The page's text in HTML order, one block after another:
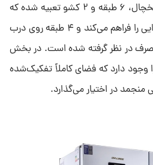
تبدیل کرده است. در بخش یخچال، ۶ طبقه و ۲ کشو تعبیه شده که
امکان چیدمان منظم مواد غذایی را فراهم می‌کند و ۴ طبقه روی درب
در نظر گرفته شده است. در بخش
مجزا وجود دارد که فضای کاملاً تفکیک‌شده
منجمد در اختیار می‌گذارد.